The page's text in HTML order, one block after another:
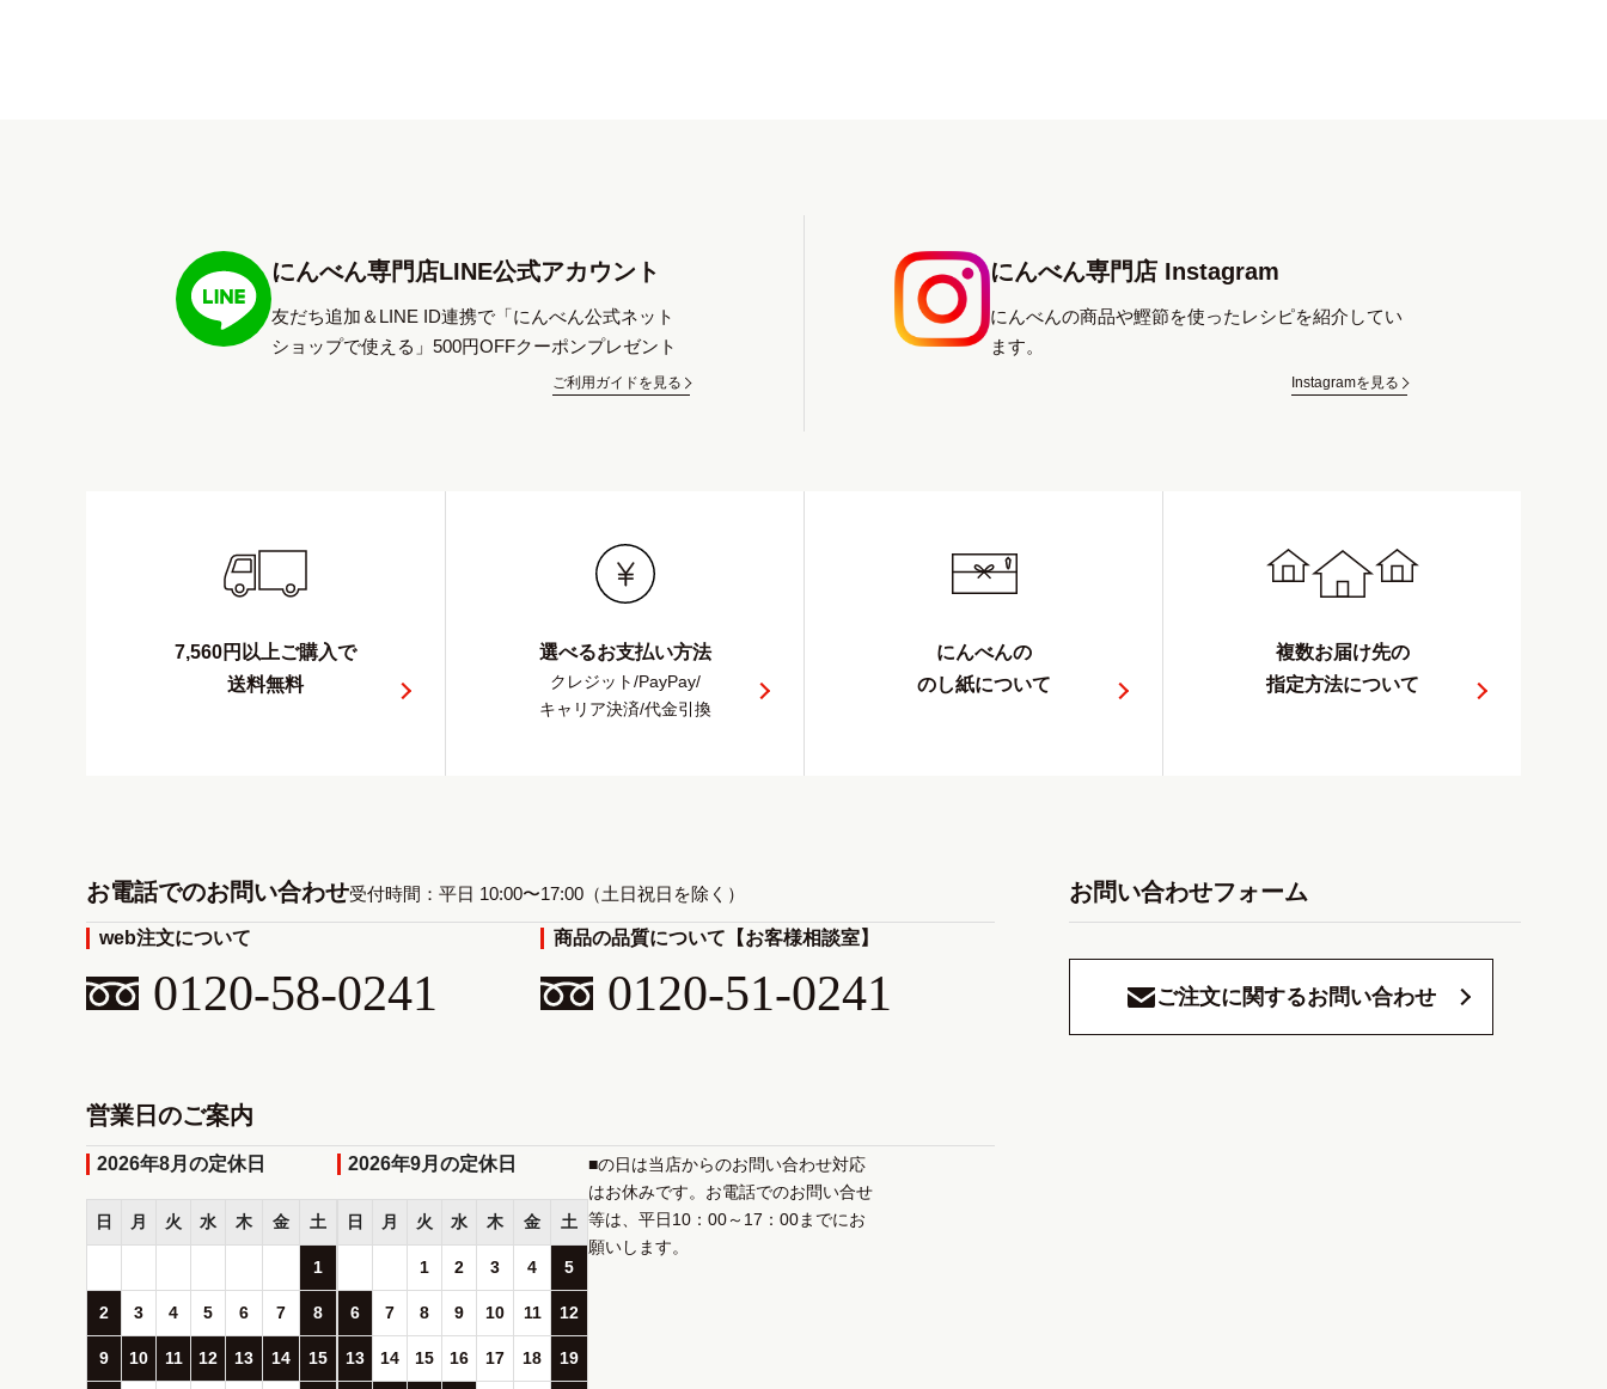
にんべん専門店LINE公式アカウント
友だち追加＆LINE ID連携で「にんべん公式ネット
ショップで使える」500円OFFクーポンプレゼント
ご利用ガイドを見る
にんべん専門店 Instagram
にんべんの商品や鰹節を使ったレシピを紹介してい
ます。
Instagramを見る
7,560円以上ご購入で
送料無料
選べるお支払い方法
クレジット/PayPay/
キャリア決済/代金引換
にんべんの
のし紙について
複数お届け先の
指定方法について
お電話でのお問い合わせ受付時間：平日 10:00〜17:00（土日祝日を除く）
web注文について
0120-58-0241
商品の品質について【お客様相談室】
0120-51-0241
営業日のご案内
2026年8月
日 月 火 水 木 金 土
1
2 3 4 5 6 7 8
9 10 11 12 13 14 15
2026年9月
日 月 火 水 木 金 土
1 2 3 4 5
6 7 8 9 10 11 12
13 14 15 16 17 18 19
■の日は当店からのお問い合わせ対応
はお休みです。お電話でのお問い合せ
等は、平日10：00～17：00までにお
願いします。
お問い合わせフォーム
ご注文に関するお問い合わせ